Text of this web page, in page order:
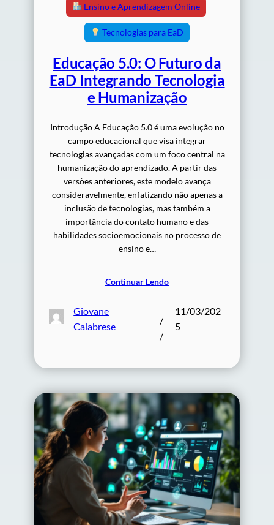
Ensino e Aprendizagem Online
Tecnologias para EaD
Educação 5.0: O Futuro da
EaD Integrando Tecnologia
e Humanização
Introdução A Educação 5.0 é uma evolução no
campo educacional que visa integrar
tecnologias avançadas com um foco central na
humanização do aprendizado. A partir das
versões anteriores, este modelo avança
consideravelmente, enfatizando não apenas a
inclusão de tecnologias, mas também a
importância do contato humano e das
habilidades socioemocionais no processo de
ensino e…
Continuar Lendo
Giovane
Calabrese
/
/
11/03/202
5